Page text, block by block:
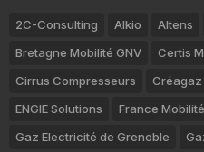
2C-Consulting Alkio Altens
Bretagne Mobilité GNV
Certis
Cirrus Compresseurs
Créagaz
ENGIE Solutions
France
Gaz Electricité de Grenoble